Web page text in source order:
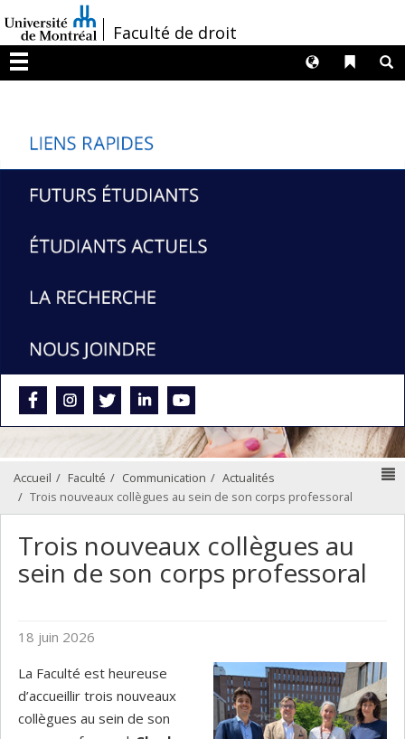
au
contenu
/Faculté de droit
Menu
Liens
Langues
Accueil Faculté Communication
Actualités
Trois nouveaux collègues au sein de son corps professoral
Trois nouveaux collègues au
sein de son corps professoral
18 juin 2026
La Faculté est heureuse
d’accueillir trois nouveaux
collègues au sein de son